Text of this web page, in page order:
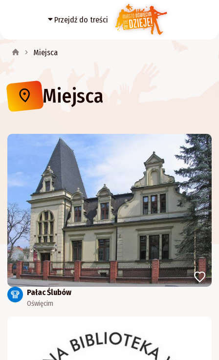
Przejdź do treści
Miejsca
Miejsca
Pałac Ślubów
Oświęcim